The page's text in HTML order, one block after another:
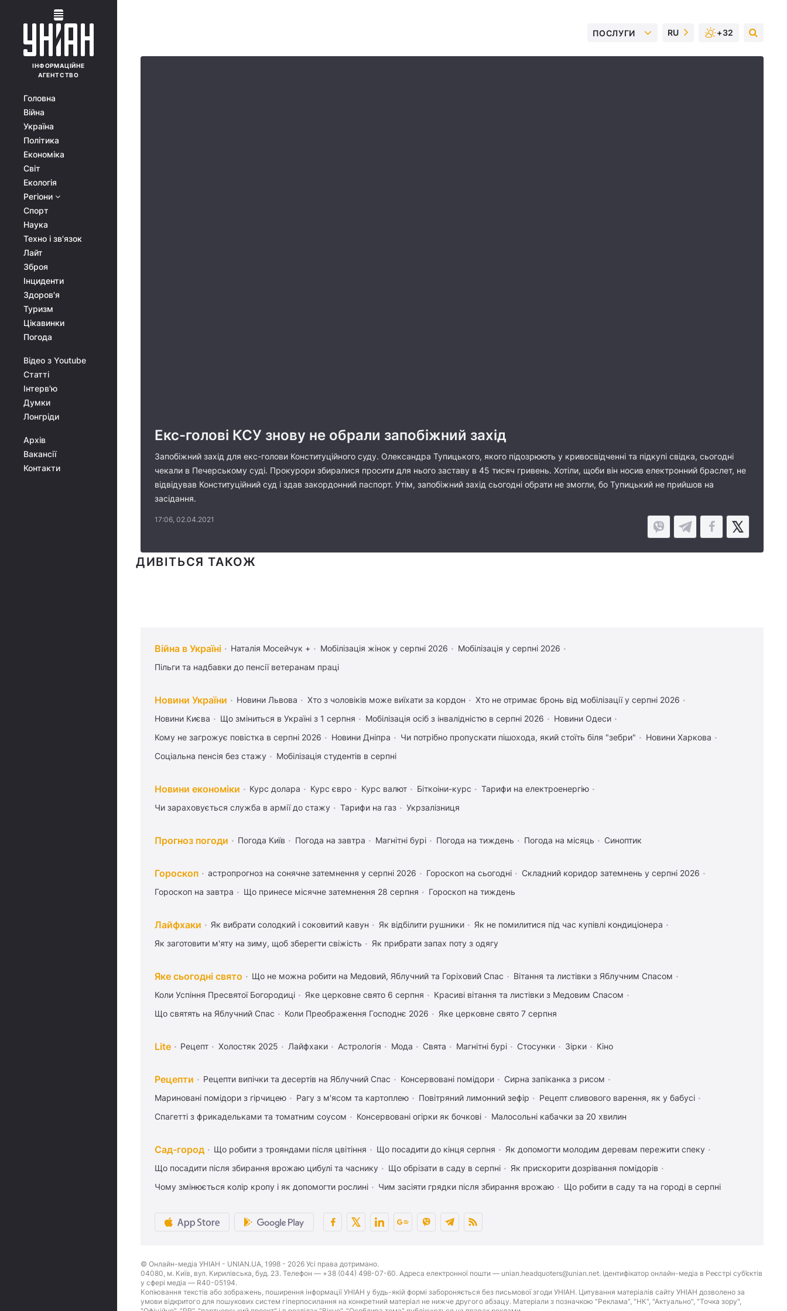
ІНФОРМАЦІЙНЕ
АГЕНТСТВО
Головна
Війна
Україна
Політика
Економіка
Світ
Екологія
Регіони
Спорт
Наука
Техно і зв'язок
Лайт
Зброя
Інциденти
Здоров'я
Туризм
Цікавинки
Погода
Відео з Youtube
Статті
Інтерв'ю
Думки
Лонгріди
Архів
Вакансії
Контакти
ПОСЛУГИ RU +32
Екс-голові КСУ знову не обрали запобіжний захід
Запобіжний захід для екс-голови Конституційного суду. Олександра Тупицького, якого підозрюють у кривосвідченні та підкупі свідка, сьогодні
чекали в Печерському суді. Прокурори збиралися просити для нього заставу в 45 тисяч гривень. Хотіли, щоби він носив електронний браслет, не
відвідував Конституційний суд і здав закордонний паспорт. Утім, запобіжний захід сьогодні обрати не змогли, бо Тупицький не прийшов на
засідання.
17:06, 02.04.2021
ДИВІТЬСЯ ТАКОЖ
Війна в Україні Наталія Мосейчук + Мобілізація жінок у серпні 2026
Мобілізація у серпні 2026
Пільги та надбавки до пенсії ветеранам праці
Новини України Новини Львова Хто з чоловіків може виїхати за кордон
Хто не отримає бронь від мобілізації у серпні 2026
Новини Києва
Що зміниться в Україні з 1 серпня Мобілізація осіб з інвалідністю в серпні 2026
Новини Одеси
Кому не загрожує повістка в серпні 2026
Новини Дніпра Чи потрібно пропускати пішохода, який стоїть біля "зебри"
Новини Харкова
Соціальна пенсія без стажу
Мобілізація студентів в серпні
Новини економіки Курс долара Курс євро Курс валют Біткоіни-курс
Тарифи на електроенергію
Чи зараховується служба в армії до стажу
Тарифи на газ Укрзалізниця
Прогноз погоди Погода Київ Погода на завтра Магнітні бурі Погода на тиждень Погода на місяць Синоптик
Гороскоп астропрогноз на сонячне затемнення у серпні 2026 Гороскоп на сьогодні
Складний коридор затемнень у серпні 2026
Гороскоп на завтра
Що принесе місячне затемнення 28 серпня Гороскоп на тиждень
Лайфхаки Як вибрати солодкий і соковитий кавун Як відбілити рушники
Як не помилитися під час купівлі кондиціонера
Як заготовити м'яту на зиму, щоб зберегти свіжість
Як прибрати запах поту з одягу
Яке сьогодні свято Що не можна робити на Медовий, Яблучний та Горіховий Спас
Вітання та листівки з Яблучним Спасом
Коли Успіння Пресвятої Богородиці
Яке церковне свято 6 серпня
Красиві вітання та листівки з Медовим Спасом
Що святять на Яблучний Спас
Коли Преображення Господнє 2026 Яке церковне свято 7 серпня
Lite Рецепт Холостяк 2025 Лайфхаки Астрологія Мода Свята Магнітні бурі Стосунки Зірки Кіно
Рецепти Рецепти випічки та десертів на Яблучний Спас Консервовані помідори
Сирна запіканка з рисом
Мариновані помідори з гірчицею
Рагу з м'ясом та картоплею Повітряний лимонний зефір
Рецепт сливового варення, як у бабусі
Спагетті з фрикадельками та томатним соусом
Консервовані огірки як бочкові Малосольні кабачки за 20 хвилин
Сад-город Що робити з трояндами після цвітіння Що посадити до кінця серпня
Як допомогти молодим деревам пережити спеку
Що посадити після збирання врожаю цибулі та часнику
Що обрізати в саду в серпні
Як прискорити дозрівання помідорів
Чому змінюється колір кропу і як допомогти рослині
Чим засіяти грядки після збирання врожаю Що робити в саду та на городі в серпні
© Онлайн-медіа УНІАН - UNIAN.UA, 1998 - 2026 Усі права дотримано.
04080, м. Київ, вул. Кирилівська, буд. 23. Телефон — +38 (044) 498-07-60. Адреса електронної пошти — unian.headquoters@unian.net. Ідентифікатор онлайн-медіа в Реєстрі суб’єктів
у сфері медіа — R40-05194.
Копіювання текстів або зображень, поширення інформації УНІАН у будь-якій формі забороняється без письмової згоди УНІАН. Цитування матеріалів сайту УНІАН дозволено за
умови відкритого для пошукових систем гіперпосилання на конкретний матеріал не нижче другого абзацу. Матеріали з позначкою "Реклама", "НК", "Актуально", "Точка зору",